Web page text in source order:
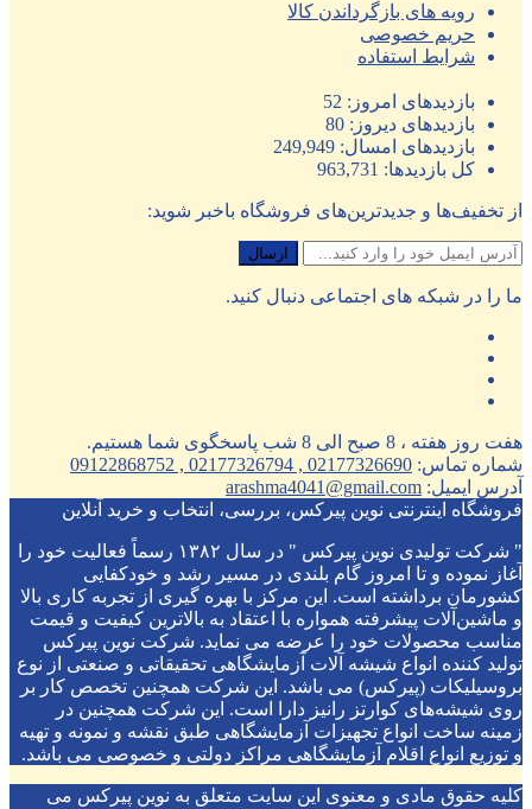
رویه های بازگرداندن کالا
حریم خصوصی
شرایط استفاده
بازدیدهای امروز: 52
بازدیدهای دیروز: 80
بازدیدهای امسال: 249,949
کل بازدیدها: 963,731
از تخفیف‌ها و جدیدترین‌های فروشگاه باخبر شوید:
ما را در شبکه های اجتماعی دنبال کنید.
هفت روز هفته ، 8 صبح الی 8 شب پاسخگوی شما هستیم.
شماره تماس: 02177326690 , 02177326794 , 09122868752
آدرس ایمیل: arashma4041@gmail.com
فروشگاه اینترنتی نوین پیرکس، بررسی، انتخاب و خرید آنلاین
" شرکت تولیدی نوین پیرکس " در سال ۱۳۸۲ رسماً فعالیت خود را
آغاز نموده و تا امروز گام بلندی در مسیر رشد و خودکفایی
کشورمان برداشته است. این مرکز با بهره گیری از تجربه کاری بالا
و ماشین‌آلات پیشرفته همواره با اعتقاد به بالاترین کیفیت و قیمت
مناسب محصولات خود را عرضه می نماید. شرکت نوین پیرکس
تولید کننده انواع شیشه آلات آزمایشگاهی تحقیقاتی و صنعتی از نوع
بروسیلیکات (پیرکس) می باشد. این شرکت همچنین تخصص کار بر
روی شیشه‌های کوارتز رانیز دارا است. این شرکت همچنین در
زمینه ساخت انواع تجهیزات آزمایشگاهی طبق نقشه و نمونه و تهیه
و توزیع انواع اقلام آزمایشگاهی ‌مراکز دولتی و خصوصی می باشد.
کلیه حقوق مادی و معنوی این سایت متعلق به نوین پیرکس می